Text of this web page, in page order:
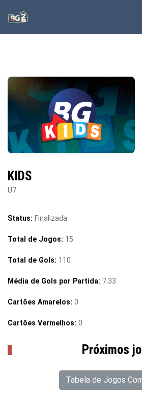
KIDS
U7
Status: Finalizada
Total de Jogos: 15
Total de Gols: 110
Média de Gols por Partida: 7.33
Cartões Amarelos: 0
Cartões Vermelhos: 0
Próximos
Tabela de Jogos